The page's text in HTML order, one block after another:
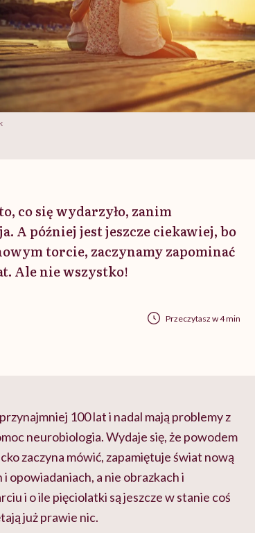
co się wydarzyło, zanim
A później jest jeszcze ciekawiej, bo
torcie, zaczynamy zapominać
Ale nie wszystko!
Przeczytasz w 4 min
100 lat i nadal mają problemy z
neurobiologia. Wydaje się, że powodem
zaczyna mówić, zapamiętuje świat nową
i opowiadaniach, a nie obrazkach i
i o ile pięciolatki są jeszcze w stanie coś
już prawie nic.